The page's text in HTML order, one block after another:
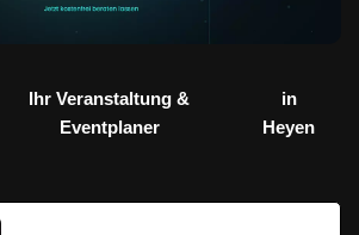
Ihr Veranstaltung &
Eventplaner
in
Heyen